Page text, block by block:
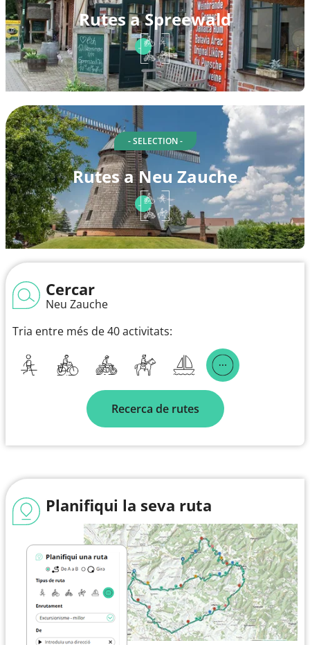
Rutes a Spreewald
- SELECTION -
Rutes a Neu Zauche
Cercar
Neu Zauche
Tria entre més de 40 activitats:
Recerca de rutes
Planifiqui la seva ruta